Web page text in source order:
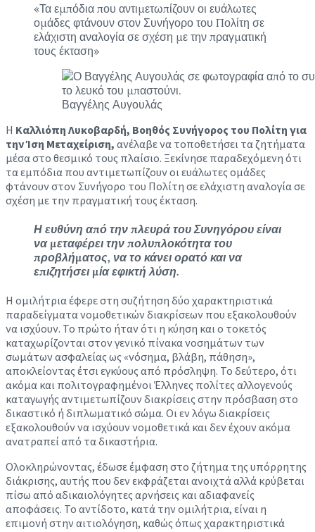
«Τα εμπόδια που αντιμετωπίζουν οι ευάλωτες
ομάδες φτάνουν στον Συνήγορο του Πολίτη σε
ελάχιστη αναλογία σε σχέση με την πραγματική
τους έκταση»
Βαγγέλης Αυγουλάς
Η Καλλιόπη Λυκοβαρδή, Βοηθός Συνήγορος του Πολίτη για
την Ίση Μεταχείριση, ανέλαβε να τοποθετήσει τα ζητήματα
μέσα στο θεσμικό τους πλαίσιο. Ξεκίνησε παραδεχόμενη ότι
τα εμπόδια που αντιμετωπίζουν οι ευάλωτες ομάδες
φτάνουν στον Συνήγορο του Πολίτη σε ελάχιστη αναλογία σε
σχέση με την πραγματική τους έκταση.
Η ευθύνη από την πλευρά του Συνηγόρου είναι
να μεταφέρει την πολυπλοκότητα του
προβλήματος, να το κάνει ορατό και να
επιζητήσει μία εφικτή λύση.
Η ομιλήτρια έφερε στη συζήτηση δύο χαρακτηριστικά
παραδείγματα νομοθετικών διακρίσεων που εξακολουθούν
να ισχύουν. Το πρώτο ήταν ότι η κύηση και ο τοκετός
καταχωρίζονται στον γενικό πίνακα νοσημάτων των
σωμάτων ασφαλείας ως «νόσημα, βλάβη, πάθηση»,
αποκλείοντας έτσι εγκύους από πρόσληψη. Το δεύτερο, ότι
ακόμα και πολιτογραφημένοι Έλληνες πολίτες αλλογενούς
καταγωγής αντιμετωπίζουν διακρίσεις στην πρόσβαση στο
δικαστικό ή διπλωματικό σώμα. Οι εν λόγω διακρίσεις
εξακολουθούν να ισχύουν νομοθετικά και δεν έχουν ακόμα
ανατραπεί από τα δικαστήρια.
Ολοκληρώνοντας, έδωσε έμφαση στο ζήτημα της υπόρρητης
διάκρισης, αυτής που δεν εκφράζεται ανοιχτά αλλά κρύβεται
πίσω από αδικαιολόγητες αρνήσεις και αδιαφανείς
αποφάσεις. Το αντίδοτο, κατά την ομιλήτρια, είναι η
επιμονή στην αιτιολόγηση, καθώς όπως χαρακτηριστικά